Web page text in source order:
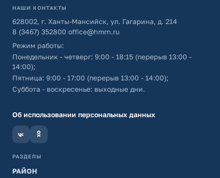
НАШИ КОНТАКТЫ
628002, г. Ханты-Мансийск, ул. Гагарина, д. 214
8 (3467) 352800 office@hmrn.ru
Режим работы:
Понедельник - четверг: 9:00 - 18:15 (перерыв 13:00 -
14:00);
Пятница: 9:00 - 17:00 (перерыв 13:00 - 14:00);
Суббота - воскресенье: выходные дни.
Об использовании персональных данных
РАЗДЕЛЫ
РАЙОН